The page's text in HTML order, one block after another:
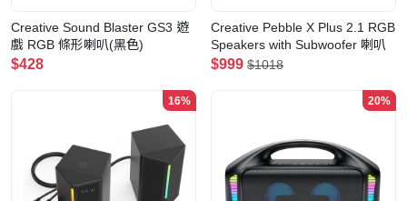
Creative Sound Blaster GS3 遊
戲 RGB 條形喇叭(黑色)
$428
Creative Pebble X Plus 2.1 RGB
Speakers with Subwoofer 喇叭
$999 $1018
16% 20%